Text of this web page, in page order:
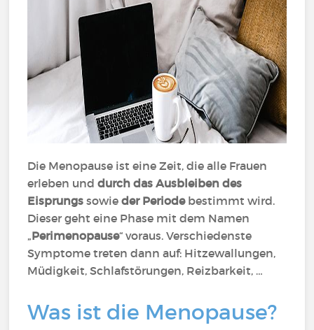
Die Menopause ist eine Zeit, die alle Frauen
erleben unddurch das Ausbleiben des
Eisprungs sowieder Periode bestimmt wird.
Dieser geht eine Phase mit dem Namen
„Perimenopause“ voraus. Verschiedenste
Symptome treten dann auf: Hitzewallungen,
Müdigkeit, Schlafstörungen, Reizbarkeit, …
Was ist die Menopause?